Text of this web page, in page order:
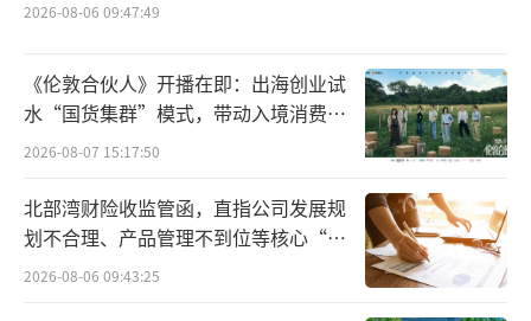
2026-08-06 09:47:49
《伦敦合伙人》开播在即：出海创业试
水“国货集群”模式，带动入境消费反
向种草
2026-08-07 15:17:50
北部湾财险收监管函，直指公司发展规
划不合理、产品管理不到位等核心“痛
点”
2026-08-06 09:43:25